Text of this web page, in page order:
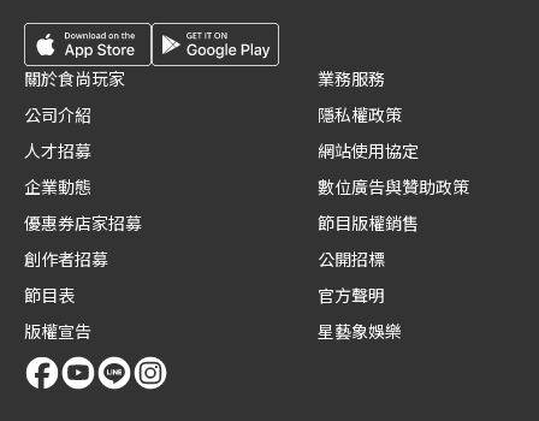
關於食尚玩家
公司介紹
人才招募
企業動態
優惠券店家招募
創作者招募
節目表
版權宣告
業務服務
隱私權政策
網站使用協定
數位廣告與贊助政策
節目版權銷售
公開招標
官方聲明
星藝象娛樂